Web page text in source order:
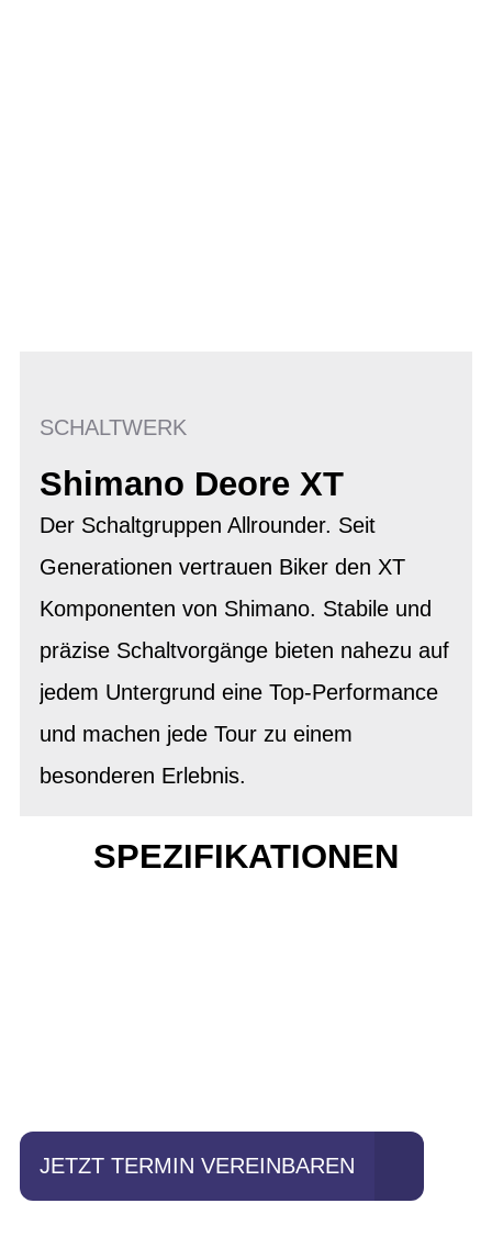
SCHALTWERK
Shimano Deore XT
Der Schaltgruppen Allrounder. Seit
Generationen vertrauen Biker den XT
Komponenten von Shimano. Stabile und
präzise Schaltvorgänge bieten nahezu auf
jedem Untergrund eine Top-Performance
und machen jede Tour zu einem
besonderen Erlebnis.
SPEZIFIKATIONEN
JETZT TERMIN VEREINBAREN